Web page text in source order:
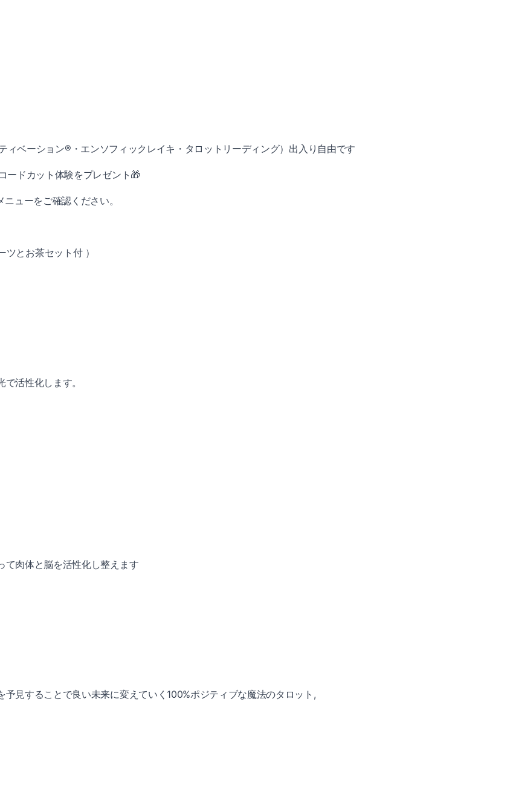
ベーション®・エンソフィックレイキ・タロットリーディング）出入り自由です
ードカット体験をプレゼント🎁
ューをご確認ください。
とお茶セット付 ）
活性化します。
て肉体と脳を活性化し整えます
見することで良い未来に変えていく100%ポジティブな魔法のタロット,